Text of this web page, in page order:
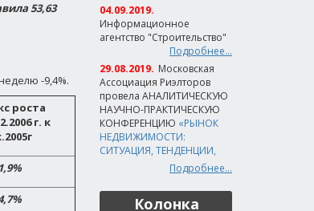
53,63
-9,4%.
роста
г. к
04.09.2019.
Информационное
агентство "Строительство"
Подробнее...
29.08.2019. Московская
Ассоциация Риэлторов
провела АНАЛИТИЧЕСКУЮ
НАУЧНО-ПРАКТИЧЕСКУЮ
КОНФЕРЕНЦИЮ «РЫНОК
НЕДВИЖИМОСТИ:
СИТУАЦИЯ, ТЕНДЕНЦИИ,
Подробнее...
Колонка